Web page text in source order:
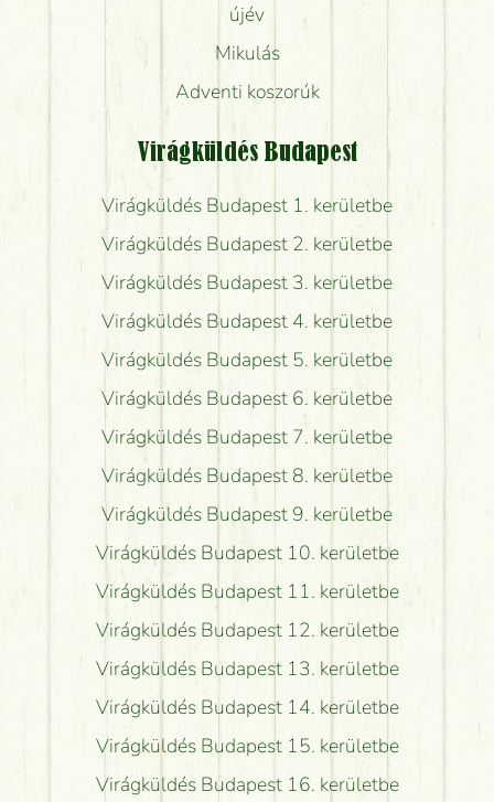
újév
Mikulás
Adventi koszorúk
Virágküldés Budapest
Virágküldés Budapest 1. kerületbe
Virágküldés Budapest 2. kerületbe
Virágküldés Budapest 3. kerületbe
Virágküldés Budapest 4. kerületbe
Virágküldés Budapest 5. kerületbe
Virágküldés Budapest 6. kerületbe
Virágküldés Budapest 7. kerületbe
Virágküldés Budapest 8. kerületbe
Virágküldés Budapest 9. kerületbe
Virágküldés Budapest 10. kerületbe
Virágküldés Budapest 11. kerületbe
Virágküldés Budapest 12. kerületbe
Virágküldés Budapest 13. kerületbe
Virágküldés Budapest 14. kerületbe
Virágküldés Budapest 15. kerületbe
Virágküldés Budapest 16. kerületbe